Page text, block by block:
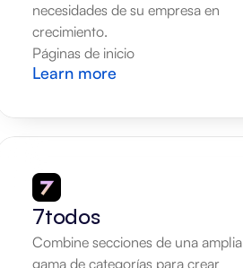
necesidades de su empresa en
crecimiento.
Páginas de inicio
Learn more
7todos
Combine secciones de una amplia
gama de categorías para crear